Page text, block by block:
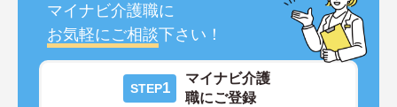
マイナビ介護職に
お気軽にご相談下さい！
STEP1
マイナビ介護
職にご登録